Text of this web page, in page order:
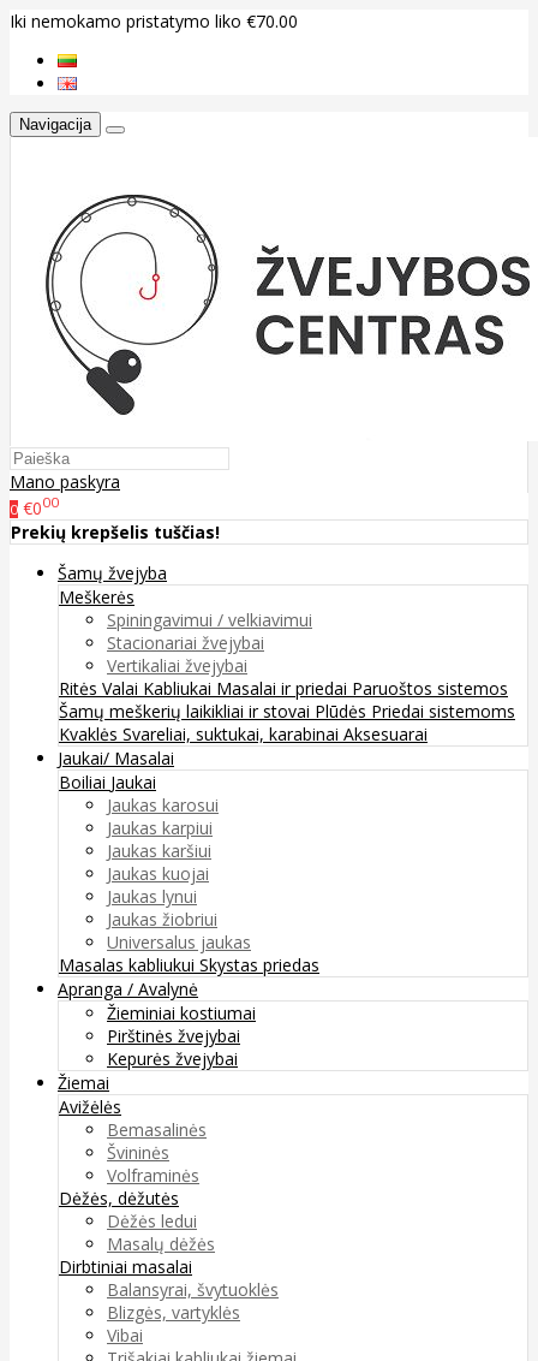
Iki nemokamo pristatymo liko €70.00
Navigacija
Mano paskyra
0 €000
Prekių krepšelis tuščias!
Šamų žvejyba
Meškerės
Spiningavimui / velkiavimui
Stacionariai žvejybai
Vertikaliai žvejybai
Ritės Valai Kabliukai Masalai ir priedai Paruoštos sistemos
Šamų meškerių laikikliai ir stovai Plūdės Priedai sistemoms
Kvaklės Svareliai, suktukai, karabinai Aksesuarai
Jaukai/ Masalai
Boiliai Jaukai
Jaukas karosui
Jaukas karpiui
Jaukas karšiui
Jaukas kuojai
Jaukas lynui
Jaukas žiobriui
Universalus jaukas
Masalas kabliukui Skystas priedas
Apranga / Avalynė
Žieminiai kostiumai
Pirštinės žvejybai
Kepurės žvejybai
Žiemai
Avižėlės
Bemasalinės
Švininės
Volframinės
Dėžės, dėžutės
Dėžės ledui
Masalų dėžės
Dirbtiniai masalai
Balansyrai, švytuoklės
Blizgės, vartyklės
Vibai